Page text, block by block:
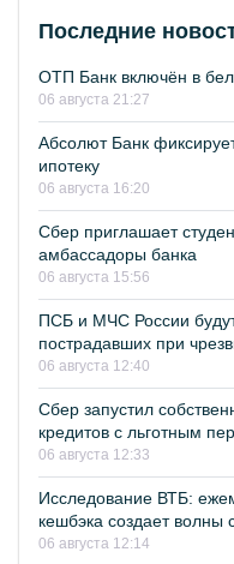
Последние
ОТП Банк включён в
06 августа 21:27
Абсолют Банк
ипотеку
06 августа 16:20
Сбер приглашает
амбассадоры банка
06 августа 15:56
ПСБ и МЧС России
пострадавших при
06 августа 12:40
Сбер запустил
кредитов с льготным
06 августа 12:33
Исследование ВТБ:
кешбэка создает волны
06 августа 12:14